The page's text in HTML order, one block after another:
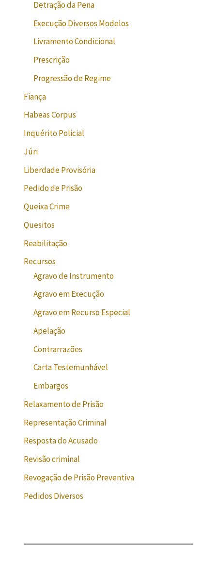
Detração da Pena
Execução Diversos Modelos
Livramento Condicional
Prescrição
Progressão de Regime
Fiança
Habeas Corpus
Inquérito Policial
Júri
Liberdade Provisória
Pedido de Prisão
Queixa Crime
Quesitos
Reabilitação
Recursos
Agravo de Instrumento
Agravo em Execução
Agravo em Recurso Especial
Apelação
Contrarrazões
Carta Testemunhável
Embargos
Relaxamento de Prisão
Representação Criminal
Resposta do Acusado
Revisão criminal
Revogação de Prisão Preventiva
Pedidos Diversos